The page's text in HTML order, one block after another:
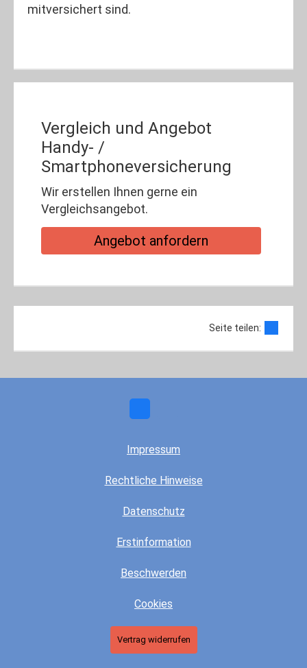
mitversichert sind.
Vergleich und Angebot
Handy- /
Smartphoneversicherung
Wir erstellen Ihnen gerne ein
Vergleichsangebot.
An­ge­bot an­for­dern
Seite teilen:
Impressum
Rechtliche Hinweise
Datenschutz
Erstinformation
Beschwerden
Cookies
Vertrag widerrufen